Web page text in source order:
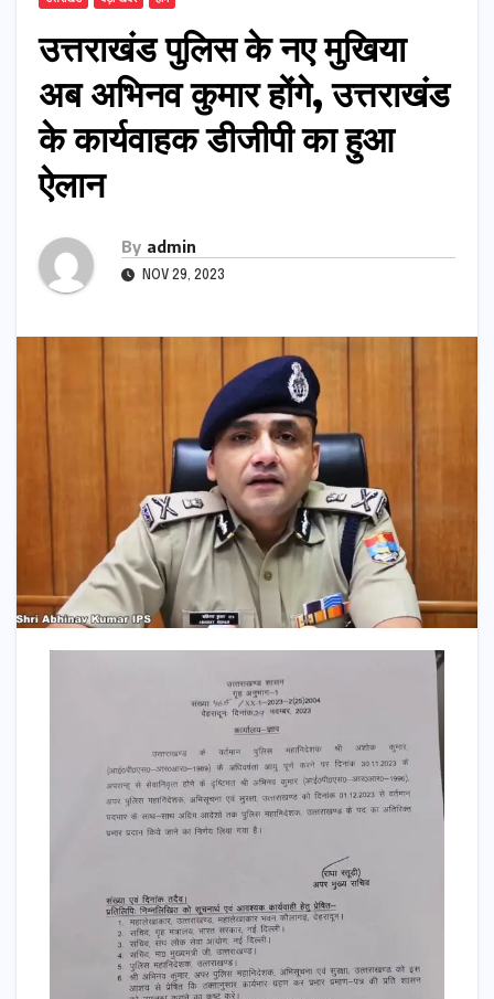
उत्तराखंड पुलिस के नए मुखिया
अब अभिनव कुमार होंगे, उत्तराखंड
के कार्यवाहक डीजीपी का हुआ
ऐलान
By admin
NOV 29, 2023